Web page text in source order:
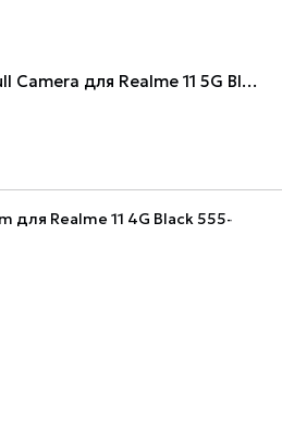
Чехол Silicone Cover Full Camera для Realme 11 5G Black